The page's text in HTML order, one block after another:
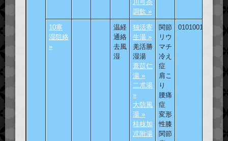
川芎茶
調飲 »
10寒
湿阻絡
»
温経
通絡
去風
湿
独活寄
生湯 »
羌活勝
湿湯
薏苡仁
湯 »
二朮湯
»
大防風
湯 »
桂枝加
朮附湯
関節
リウ
マチ
冷え
症
肩こ
り
腰痛
症
変形
性膝
関節
010100101